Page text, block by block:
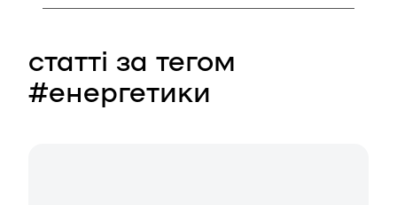
статті за тегом
#енергетики